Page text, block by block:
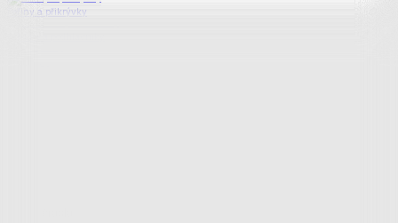
Peřiny a přikrývky